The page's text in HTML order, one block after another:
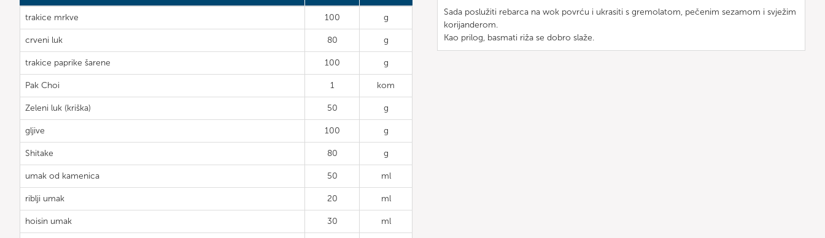
trakice mrkve 100 g
crveni luk 80 g
trakice paprike šarene 100 g
Pak Choi 1 kom
Zeleni luk (kriška) 50 g
gljive 100 g
Shitake 80 g
umak od kamenica 50 ml
riblji umak 20 ml
hoisin umak 30 ml
Sada poslužiti rebarca na wok povrću i ukrasiti s gremolatom, pečenim sezamom i svježim
korijanderom.
Kao prilog, basmati riža se dobro slaže.